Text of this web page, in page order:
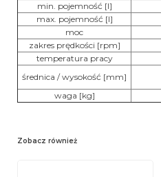
min. pojemność [l]
max. pojemność [l]
moc
zakres prędkości [rpm]
temperatura pracy
średnica / wysokość [mm]
waga [kg]
Zobacz również